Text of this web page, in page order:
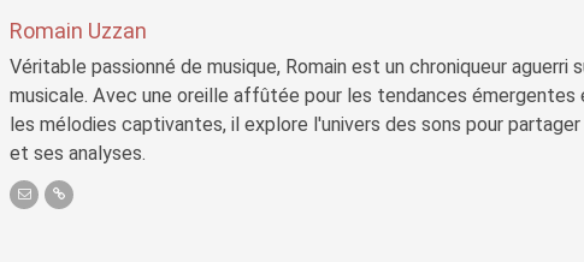
Romain Uzzan
Véritable passionné de musique, Romain est un chroniqueur
musicale. Avec une oreille affûtée pour les tendances émergentes
les mélodies captivantes, il explore l'univers des sons pour
et ses analyses.